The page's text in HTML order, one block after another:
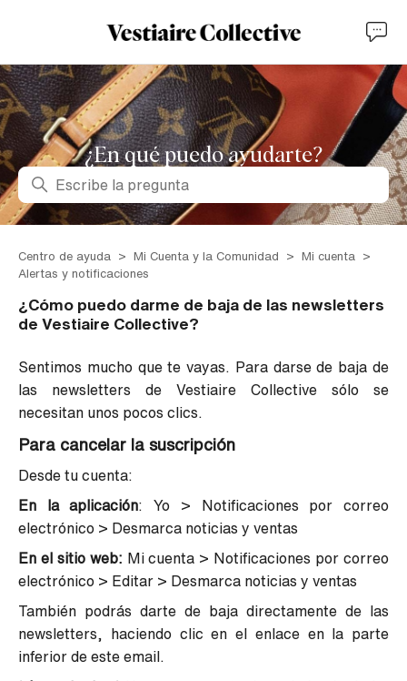
¿En qué puedo ayudarte?
Búsqueda
Centro de ayuda Mi Cuenta y la Comunidad
Mi cuenta
Alertas y notificaciones
¿Cómo puedo darme de baja de las newsletters
de Vestiaire Collective?
Sentimos mucho que te vayas. Para darse de baja de
las newsletters de Vestiaire Collective sólo se
necesitan unos pocos clics.
Para cancelar la suscripción
Desde tu cuenta:
En la aplicación: Yo > Notificaciones por correo
electrónico > Desmarca noticias y ventas
En el sitio web: Mi cuenta > Notificaciones por correo
electrónico > Editar > Desmarca noticias y ventas
También podrás darte de baja directamente de las
newsletters, haciendo clic en el enlace en la parte
inferior de este email.